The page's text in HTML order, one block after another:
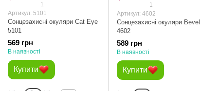
1
Артикул: 5101
Сонцезахисні окуляри Cat Eye
5101
569 грн
В наявності
Купити
1
Артикул: 4602
Сонцезахисні окуляри Bevel
4602
589 грн
В наявності
Купити